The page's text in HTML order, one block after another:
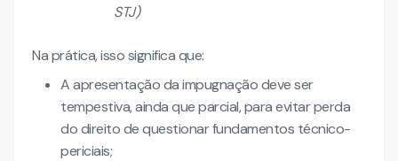
STJ)
Na prática, isso significa que:
A apresentação da impugnação deve ser
tempestiva, ainda que parcial, para evitar perda
do direito de questionar fundamentos técnico-
periciais;